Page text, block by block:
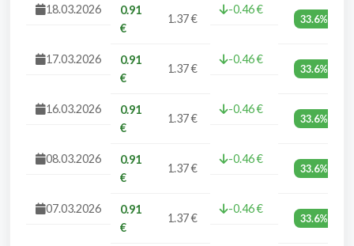
18.03.2026
0.91
€
1.37 €
-0.46 €
33.6%
17.03.2026
0.91
€
1.37 €
-0.46 €
33.6%
16.03.2026
0.91
€
1.37 €
-0.46 €
33.6%
08.03.2026
0.91
€
1.37 €
-0.46 €
33.6%
07.03.2026
0.91
€
1.37 €
-0.46 €
33.6%